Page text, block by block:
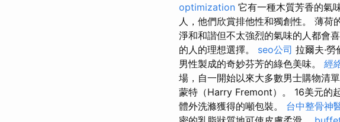
optimization 它有一種木質芳香的氣
人，他們欣賞排他性和獨創性。 薄荷
淨和和諧但不太強烈的氣味的人都會
的人的理想選擇。 seo公司 拉爾夫·勞
男性製成的奇妙芬芳的綠色美味。 經
場，自一開始以來大多數男士購物清
蒙特（Harry Fremont）。 16美元的
體外洗滌獲得的噸包裝。 台中整骨神